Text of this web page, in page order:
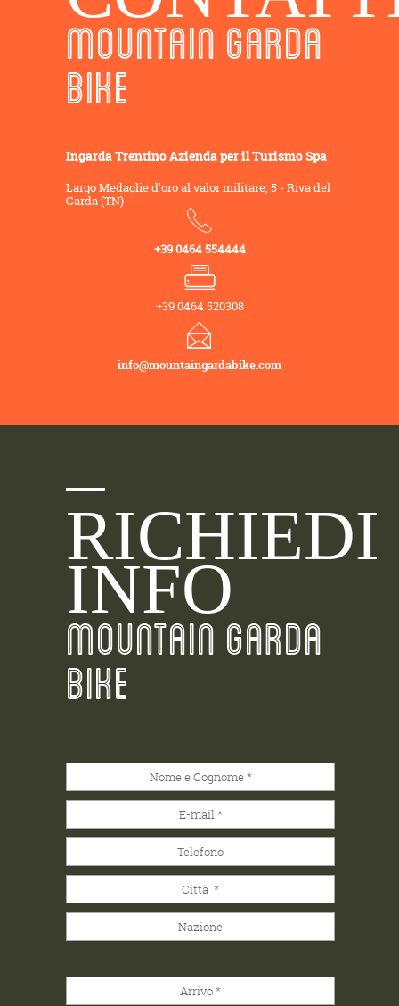
MOUNTAIN GARDA
BIKE
Ingarda Trentino Azienda per il Turismo Spa
Largo Medaglie d'oro al valor militare, 5 - Riva del
Garda (TN)
+39 0464 554444
+39 0464 520308
info@mountaingardabike.com
RICHIEDI
INFO
MOUNTAIN GARDA
BIKE